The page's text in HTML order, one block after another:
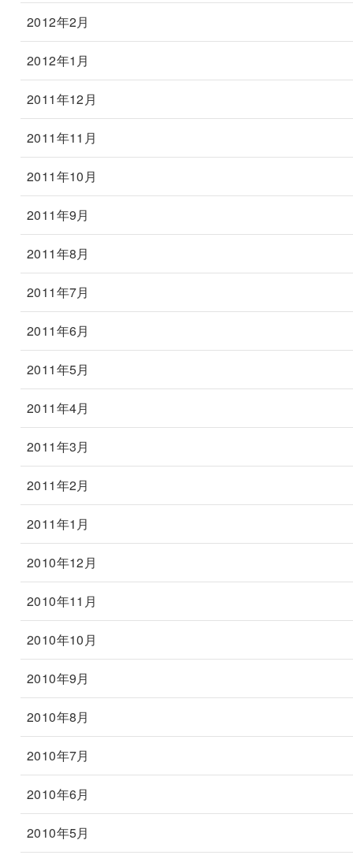
2012年2月
2012年1月
2011年12月
2011年11月
2011年10月
2011年9月
2011年8月
2011年7月
2011年6月
2011年5月
2011年4月
2011年3月
2011年2月
2011年1月
2010年12月
2010年11月
2010年10月
2010年9月
2010年8月
2010年7月
2010年6月
2010年5月